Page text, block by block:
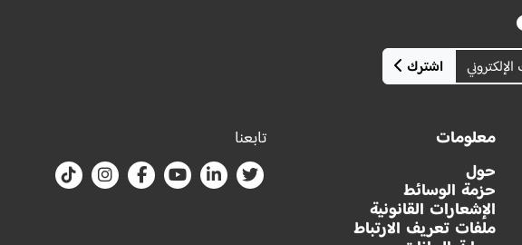
اشترك
معلومات
حول
حزمة الوسائط
الإشعارات القانونية
ملفات تعريف الارتباط
تابعنا